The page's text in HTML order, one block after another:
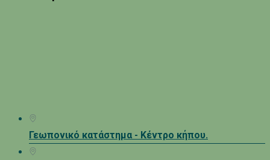
Γεωπονικό κατάστημα - Κέντρο κήπου.